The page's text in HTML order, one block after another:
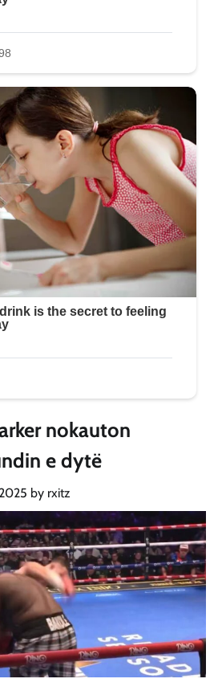
nokauton
e dytë
by rxitz